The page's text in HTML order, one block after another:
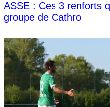
ASSE : Ces 3 renforts
groupe de Cathro